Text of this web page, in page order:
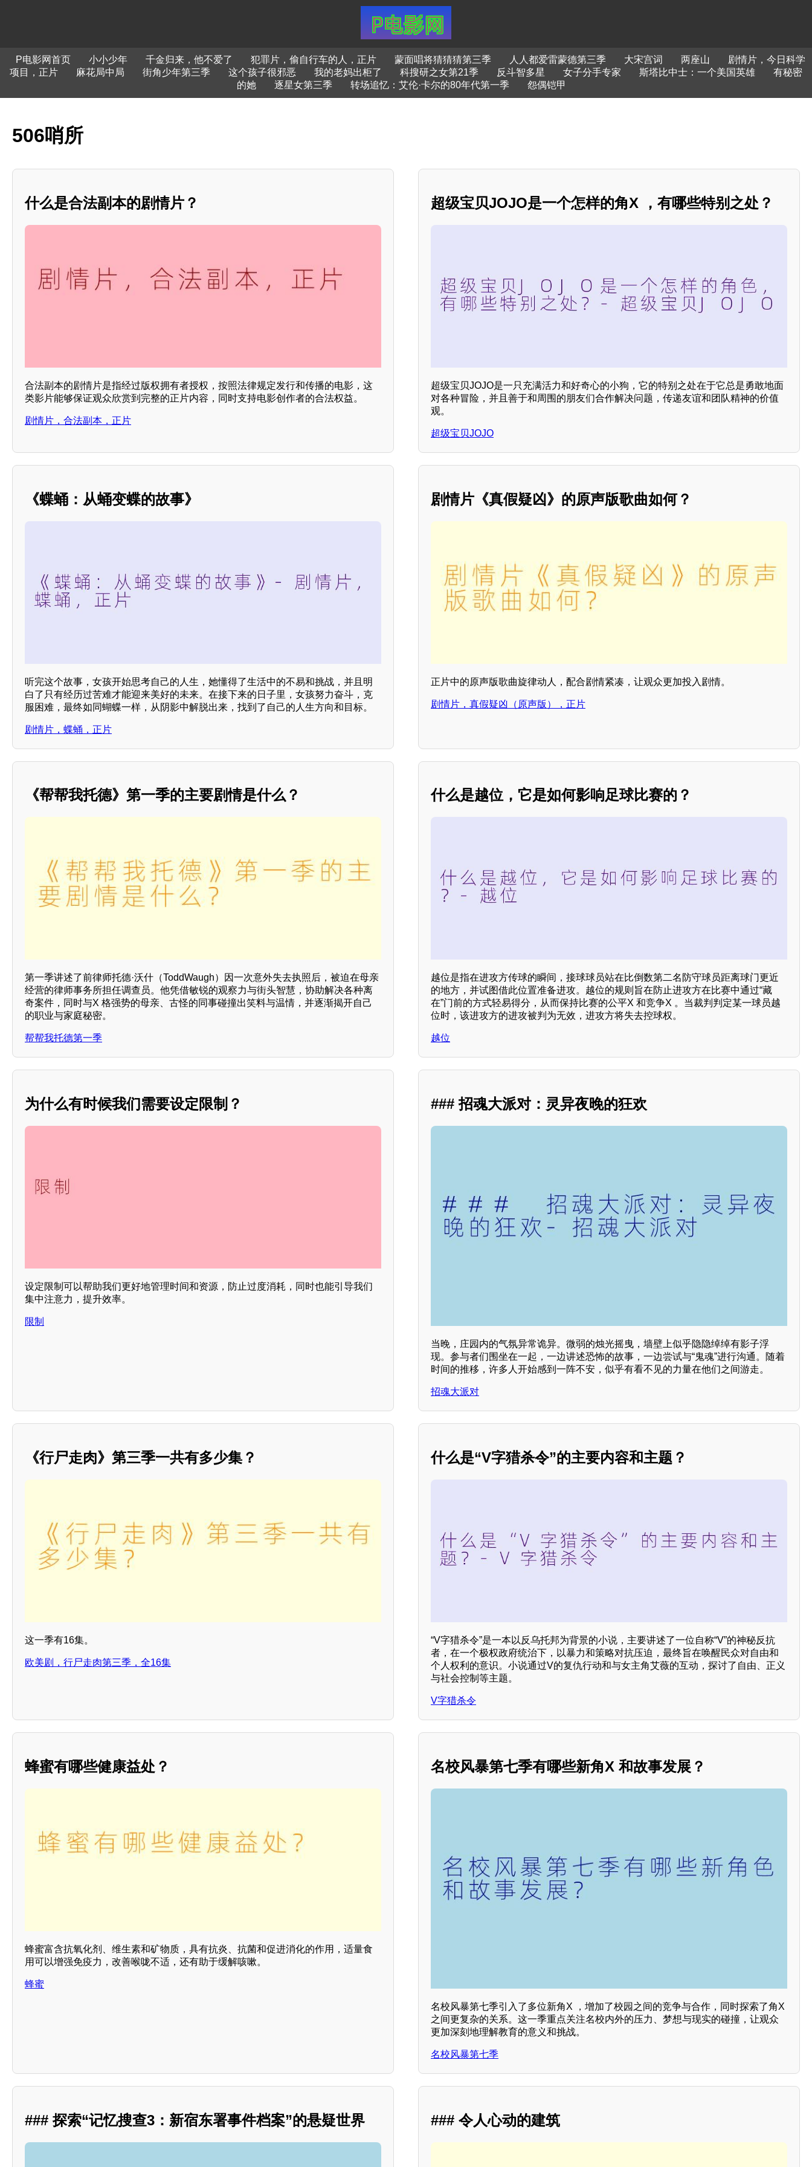
P电影网首页 小小少年 千金归来，他不爱了 犯罪片，偷自行车的人，正片 蒙面唱将猜猜猜第三季 人人都爱雷蒙德第三季 大宋宫词 两座山
剧情片，今日科学
项目，正片
麻花局中局 街角少年第三季 这个孩子很邪恶 我的老妈出柜了 科搜研之女第21季 反斗智多星 女子分手专家 斯塔比中士：一个美国英雄
有秘密
的她
逐星女第三季 转场追忆：艾伦·卡尔的80年代第一季 怨偶铠甲
506哨所
什么是合法副本的剧情片？
合法副本的剧情片是指经过版权拥有者授权，按照法律规定发行和传播的电影，这
类影片能够保证观众欣赏到完整的正片内容，同时支持电影创作者的合法权益。
剧情片，合法副本，正片
超级宝贝JOJO是一个怎样的角X ，有哪些特别之处？
超级宝贝JOJO是一只充满活力和好奇心的小狗，它的特别之处在于它总是勇敢地面
对各种冒险，并且善于和周围的朋友们合作解决问题，传递友谊和团队精神的价值
观。
超级宝贝JOJO
《蝶蛹：从蛹变蝶的故事》
听完这个故事，女孩开始思考自己的人生，她懂得了生活中的不易和挑战，并且明
白了只有经历过苦难才能迎来美好的未来。在接下来的日子里，女孩努力奋斗，克
服困难，最终如同蝴蝶一样，从阴影中解脱出来，找到了自己的人生方向和目标。
剧情片，蝶蛹，正片
剧情片《真假疑凶》的原声版歌曲如何？
正片中的原声版歌曲旋律动人，配合剧情紧凑，让观众更加投入剧情。
剧情片，真假疑凶（原声版），正片
《帮帮我托德》第一季的主要剧情是什么？
第一季讲述了前律师托德·沃什（ToddWaugh）因一次意外失去执照后，被迫在母亲
经营的律师事务所担任调查员。他凭借敏锐的观察力与街头智慧，协助解决各种离
奇案件，同时与X 格强势的母亲、古怪的同事碰撞出笑料与温情，并逐渐揭开自己
的职业与家庭秘密。
帮帮我托德第一季
什么是越位，它是如何影响足球比赛的？
越位是指在进攻方传球的瞬间，接球球员站在比倒数第二名防守球员距离球门更近
的地方，并试图借此位置准备进攻。越位的规则旨在防止进攻方在比赛中通过“藏
在”门前的方式轻易得分，从而保持比赛的公平X 和竞争X 。当裁判判定某一球员越
位时，该进攻方的进攻被判为无效，进攻方将失去控球权。
越位
为什么有时候我们需要设定限制？
设定限制可以帮助我们更好地管理时间和资源，防止过度消耗，同时也能引导我们
集中注意力，提升效率。
限制
### 招魂大派对：灵异夜晚的狂欢
当晚，庄园内的气氛异常诡异。微弱的烛光摇曳，墙壁上似乎隐隐绰绰有影子浮
现。参与者们围坐在一起，一边讲述恐怖的故事，一边尝试与“鬼魂”进行沟通。随着
时间的推移，许多人开始感到一阵不安，似乎有看不见的力量在他们之间游走。
招魂大派对
《行尸走肉》第三季一共有多少集？
这一季有16集。
欧美剧，行尸走肉第三季，全16集
什么是“V字猎杀令”的主要内容和主题？
“V字猎杀令”是一本以反乌托邦为背景的小说，主要讲述了一位自称“V”的神秘反抗
者，在一个极权政府统治下，以暴力和策略对抗压迫，最终旨在唤醒民众对自由和
个人权利的意识。小说通过V的复仇行动和与女主角艾薇的互动，探讨了自由、正义
与社会控制等主题。
V字猎杀令
蜂蜜有哪些健康益处？
蜂蜜富含抗氧化剂、维生素和矿物质，具有抗炎、抗菌和促进消化的作用，适量食
用可以增强免疫力，改善喉咙不适，还有助于缓解咳嗽。
蜂蜜
名校风暴第七季有哪些新角X 和故事发展？
名校风暴第七季引入了多位新角X ，增加了校园之间的竞争与合作，同时探索了角X
之间更复杂的关系。这一季重点关注名校内外的压力、梦想与现实的碰撞，让观众
更加深刻地理解教育的意义和挑战。
名校风暴第七季
### 探索“记忆搜查3：新宿东署事件档案”的悬疑世界 ### 令人心动的建筑